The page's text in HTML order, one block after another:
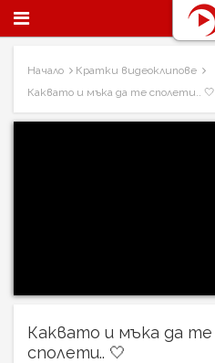
Начало
Кратки видеоклипове
Каквато и мъка да те сполети.. 🤍
Каквато и мъка да те
сполети.. 🤍